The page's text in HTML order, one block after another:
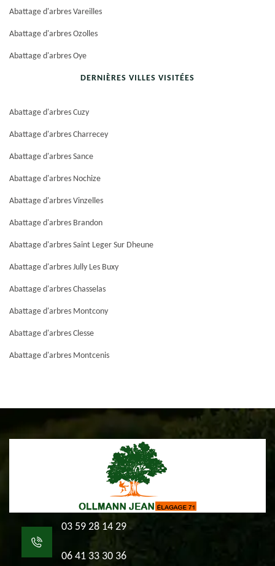
Abattage d'arbres Vareilles
Abattage d'arbres Ozolles
Abattage d'arbres Oye
DERNIÈRES VILLES VISITÉES
Abattage d'arbres Cuzy
Abattage d'arbres Charrecey
Abattage d'arbres Sance
Abattage d'arbres Nochize
Abattage d'arbres Vinzelles
Abattage d'arbres Brandon
Abattage d'arbres Saint Leger Sur Dheune
Abattage d'arbres Jully Les Buxy
Abattage d'arbres Chasselas
Abattage d'arbres Montcony
Abattage d'arbres Clesse
Abattage d'arbres Montcenis
03 59 28 14 29
06 41 33 30 36